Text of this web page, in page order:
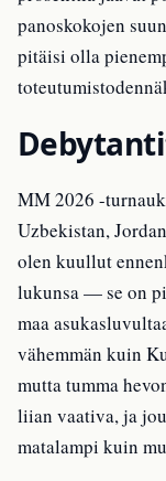
panoskokojen
pitäisi olla
MM 2026 -
Uzbekistan,
olen kuullut
lukunsa — se on
maa
vähemmän kuin
mutta tumma
liian vaativa, ja
matalampi kuin